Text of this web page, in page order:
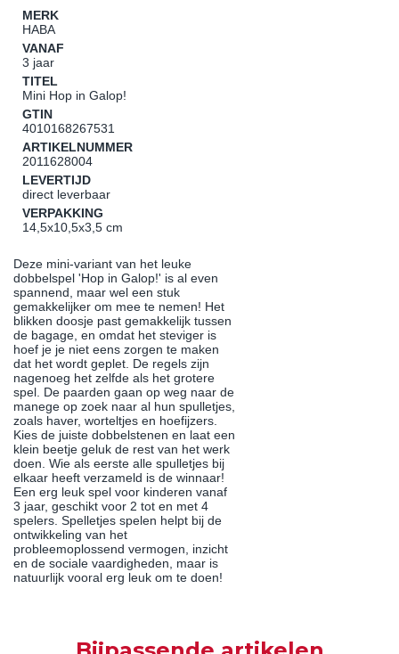
MERK
HABA
VANAF
3 jaar
TITEL
Mini Hop in Galop!
GTIN
4010168267531
ARTIKELNUMMER
2011628004
LEVERTIJD
direct leverbaar
VERPAKKING
14,5x10,5x3,5 cm
Deze mini-variant van het leuke
dobbelspel 'Hop in Galop!' is al even
spannend, maar wel een stuk
gemakkelijker om mee te nemen! Het
blikken doosje past gemakkelijk tussen
de bagage, en omdat het steviger is
hoef je je niet eens zorgen te maken
dat het wordt geplet. De regels zijn
nagenoeg het zelfde als het grotere
spel. De paarden gaan op weg naar de
manege op zoek naar al hun spulletjes,
zoals haver, worteltjes en hoefijzers.
Kies de juiste dobbelstenen en laat een
klein beetje geluk de rest van het werk
doen. Wie als eerste alle spulletjes bij
elkaar heeft verzameld is de winnaar!
Een erg leuk spel voor kinderen vanaf
3 jaar, geschikt voor 2 tot en met 4
spelers. Spelletjes spelen helpt bij de
ontwikkeling van het
probleemoplossend vermogen, inzicht
en de sociale vaardigheden, maar is
natuurlijk vooral erg leuk om te doen!